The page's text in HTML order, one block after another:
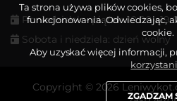
Poniedziałek - piątek: 10:00 -
Sobota i niedziela: dzień wolny
Copyright © 2026
Ta strona używa plików cookies,
funkcjonowania. Odwiedzając,
cookie.
Aby uzyskać więcej informacji,
ZGADZAM